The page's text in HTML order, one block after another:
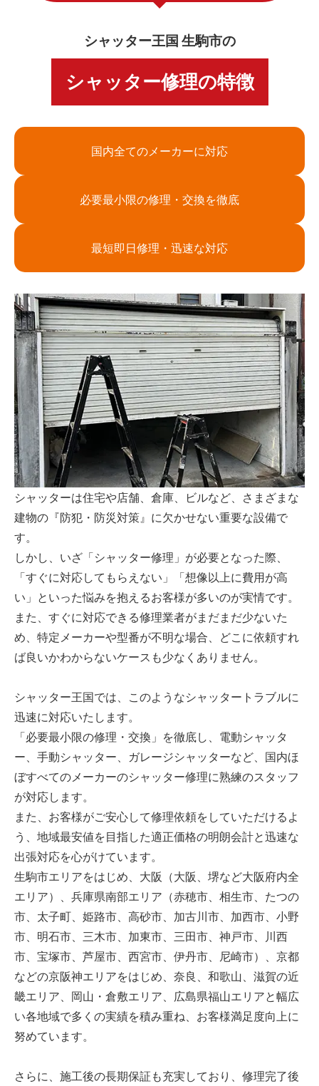
シャッター王国 生駒市の
シャッター修理の特徴
国内全てのメーカーに対応
必要最小限の修理・交換を徹底
最短即日修理・迅速な対応
シャッターは住宅や店舗、倉庫、ビルなど、さまざまな
建物の『防犯・防災対策』に欠かせない重要な設備で
す。
しかし、いざ「シャッター修理」が必要となった際、
「すぐに対応してもらえない」「想像以上に費用が高
い」といった悩みを抱えるお客様が多いのが実情です。
また、すぐに対応できる修理業者がまだまだ少ないた
め、特定メーカーや型番が不明な場合、どこに依頼すれ
ば良いかわからないケースも少なくありません。
シャッター王国では、このようなシャッタートラブルに
迅速に対応いたします。
「必要最小限の修理・交換」を徹底し、電動シャッタ
ー、手動シャッター、ガレージシャッターなど、国内ほ
ぼすべてのメーカーのシャッター修理に熟練のスタッフ
が対応します。
また、お客様がご安心して修理依頼をしていただけるよ
う、地域最安値を目指した適正価格の明朗会計と迅速な
出張対応を心がけています。
生駒市エリアをはじめ、大阪（大阪、堺など大阪府内全
エリア）、兵庫県南部エリア（赤穂市、相生市、たつの
市、太子町、姫路市、高砂市、加古川市、加西市、小野
市、明石市、三木市、加東市、三田市、神戸市、川西
市、宝塚市、芦屋市、西宮市、伊丹市、尼崎市）、京都
などの京阪神エリアをはじめ、奈良、和歌山、滋賀の近
畿エリア、岡山・倉敷エリア、広島県福山エリアと幅広
い各地域で多くの実績を積み重ね、お客様満足度向上に
努めています。
さらに、施工後の長期保証も充実しており、修理完了後